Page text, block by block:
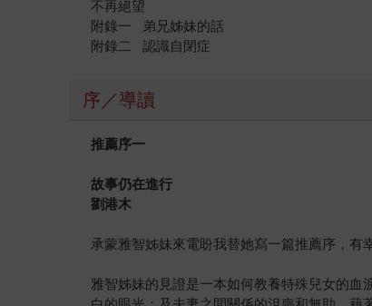
不再絕望
附錄一 弟兄姊妹的話
附錄二 認識自閉症
序／導讀
推薦序一
故事仍在進行
劉港木
承蒙雅智姊妹來電盼我替她寫一篇推薦序，有
雅智姊妹的見證是一本如何教養特殊兒女的血